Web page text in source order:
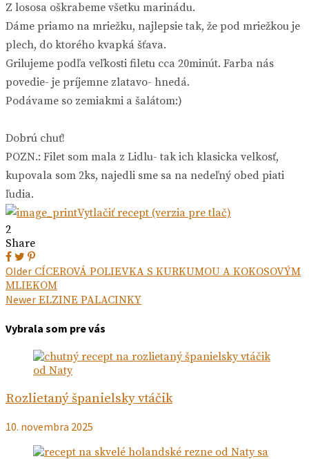
Z lososa oškrabeme všetku marinádu.
Dáme priamo na mriežku, najlepsie tak, že pod mriežkou je
plech, do ktorého kvapká šťava.
Grilujeme podľa veľkosti filetu cca 20minút. Farba nás
povedie- je príjemne zlatavo- hnedá.
Podávame so zemiakmi a šalátom:)
Dobrú chuť!
POZN.: Filet som mala z Lidlu- tak ich klasicka velkosť,
kupovala som 2ks, najedli sme sa na nedeľný obed piati
ľudia.
Vytlačiť recept (verzia pre tlač)
2
Share
Navigácia
v
Older Next
post:
CÍCEROVÁ POLIEVKA S KURKUMOU A KOKOSOVÝM
MLIEKOM
Newer Previous
ELZINE PALACINKY
Vybrala som pre vás
Rozlietaný španielsky vtáčik
10. novembra 2025